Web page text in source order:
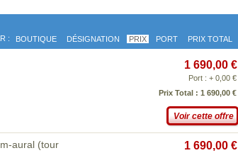
: BOUTIQUE DÉSIGNATION PRIX PORT PRIX TOTAL
1 690,00 €
Port : + 0,00 €
Prix Total : 1 690,00 €
Voir cette offre
aural (tour
1 690,00 €